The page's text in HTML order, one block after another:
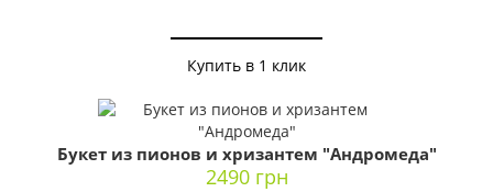
Купить в 1 клик
Букет из пионов и хризантем "Андромеда"
2490 грн